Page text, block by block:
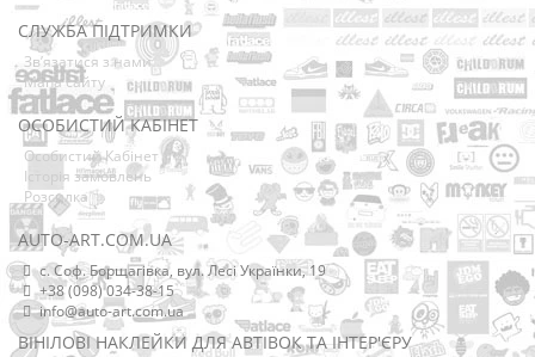
СЛУЖБА ПІДТРИМКИ
Зв’язатися з нами
Мапа сайту
ОСОБИСТИЙ КАБІНЕТ
Особистий Кабінет
Історія замовлень
Розсилка
AUTO-ART.COM.UA
с. Соф. Борщагівка, вул. Лесі Українки, 19
+38 (098) 034-38-15
info@auto-art.com.ua
ВІНІЛОВІ НАКЛЕЙКИ ДЛЯ АВТІВОК ТА ІНТЕР'ЄРУ